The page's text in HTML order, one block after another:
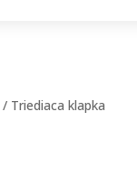
/ Triediaca klapka